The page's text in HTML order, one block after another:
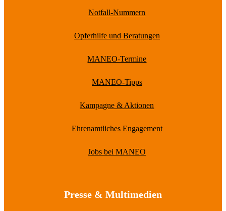
Notfall-Nummern
Opferhilfe und Beratungen
MANEO-Termine
MANEO-Tipps
Kampagne & Aktionen
Ehrenamtliches Engagement
Jobs bei MANEO
Presse & Multimedien